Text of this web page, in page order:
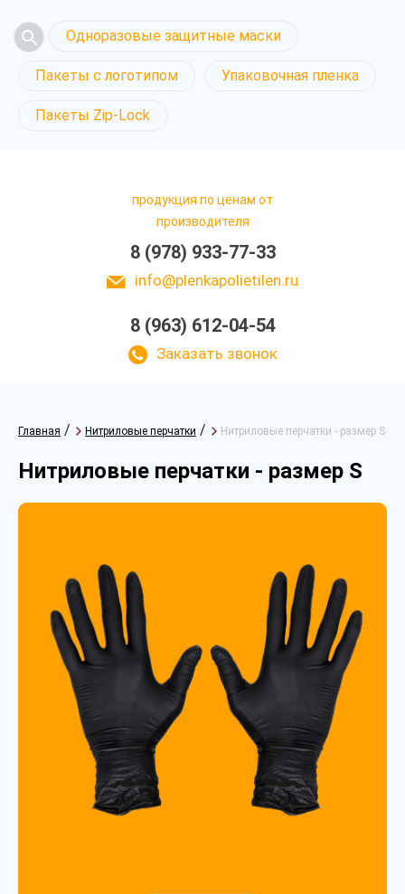
Одноразовые защитные маски
Пакеты с логотипом Упаковочная пленка
Пакеты Zip-Lock
продукция по ценам от
производителя
8 (978) 933-77-33
info@plenkapolietilen.ru
8 (963) 612-04-54
Заказать звонок
Главная / Нитриловые перчатки / Нитриловые перчатки - размер S
Нитриловые перчатки - размер S